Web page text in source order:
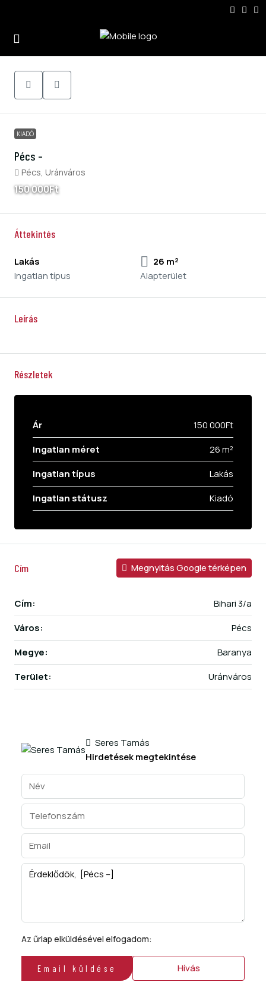
KIADÓ
Pécs –
Pécs, Uránváros
150 000Ft
Áttekintés
Lakás
Ingatlan típus
26 m²
Alapterület
Leírás
Részletek
Ár
150 000Ft
Ingatlan méret
26 m²
Ingatlan típus
Lakás
Ingatlan státusz
Kiadó
Cím Megnyitás Google térképen
Cím:
Bihari 3/a
Város:
Pécs
Megye:
Baranya
Terület:
Uránváros
Seres Tamás
Hirdetések megtekintése
Az űrlap elküldésével elfogadom:
Email küldése Hívás